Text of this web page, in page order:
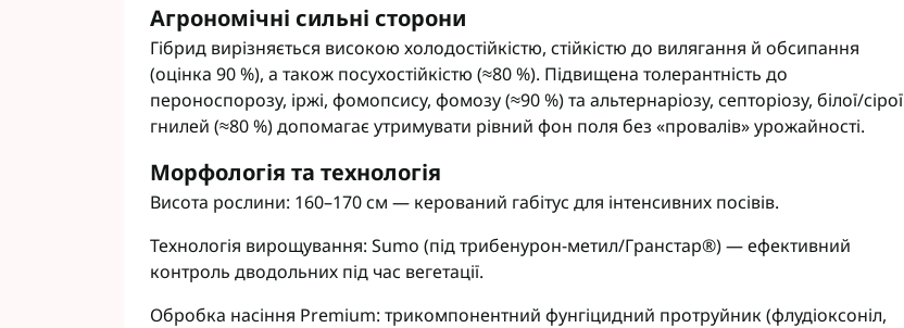
Фунгіциди Химагромаркетинг
Фунгіциди BASF
Фунгіциди BAYER
Фунгіциди FMC
Фунгіциди NERTUS
Агрономічні сильні сторони
Гібрид вирізняється високою холодостійкістю, стійкістю до вилягання й обсипання
(оцінка 90 %), а також посухостійкістю (≈80 %). Підвищена толерантність до
пероноспорозу, іржі, фомопсису, фомозу (≈90 %) та альтернаріозу, септоріозу, білої/сірої
гнилей (≈80 %) допомагає утримувати рівний фон поля без «провалів» урожайності.
Морфологія та технологія
Висота рослини: 160–170 см — керований габітус для інтенсивних посівів.
Технологія вирощування: Sumo (під трибенурон-метил/Гранстар®) — ефективний
контроль дводольних під час вегетації.
Обробка насіння Premium: трикомпонентний фунгіцидний протруйник (флудіоксоніл,